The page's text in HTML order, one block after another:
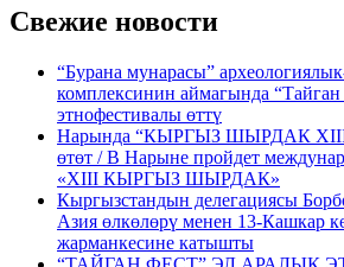
Свежие новости
“Бурана мунарасы”
комплексинин аймагында
этнофестивалы өттү
Нарында “КЫРГЫЗ ШЫРДАК XIII”
өтөт / В Нарыне пройдет
«XIII КЫРГЫЗ ШЫРДАК»
Кыргызстандын делегациясы
Азия өлкөлөрү менен 13-Кашкар
жарманкесине катышты